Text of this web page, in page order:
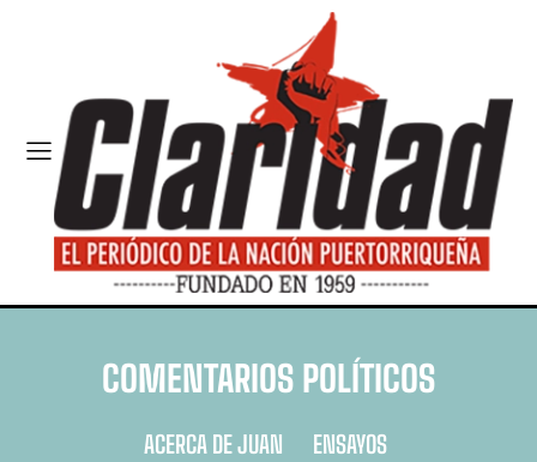
COMENTARIOS POLÍTICOS
ACERCA DE JUAN ENSAYOS